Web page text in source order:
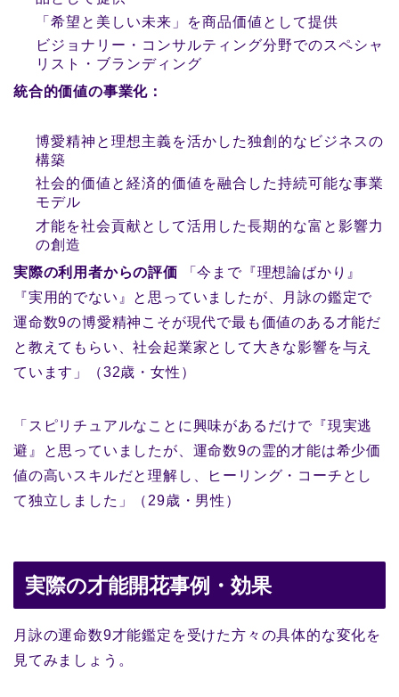
「希望と美しい未来」を商品価値として提供
ビジョナリー・コンサルティング分野でのスペシャ
リスト・ブランディング
統合的価値の事業化：
博愛精神と理想主義を活かした独創的なビジネスの
構築
社会的価値と経済的価値を融合した持続可能な事業
モデル
才能を社会貢献として活用した長期的な富と影響力
の創造
実際の利用者からの評価 「今まで『理想論ばかり』
『実用的でない』と思っていましたが、月詠の鑑定で
運命数9の博愛精神こそが現代で最も価値のある才能だ
と教えてもらい、社会起業家として大きな影響を与え
ています」（32歳・女性）
「スピリチュアルなことに興味があるだけで『現実逃
避』と思っていましたが、運命数9の霊的才能は希少価
値の高いスキルだと理解し、ヒーリング・コーチとし
て独立しました」（29歳・男性）
実際の才能開花事例・効果
月詠の運命数9才能鑑定を受けた方々の具体的な変化を
見てみましょう。